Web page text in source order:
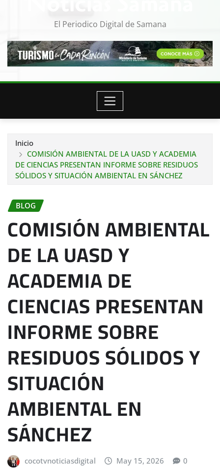
El Periodico Digital de Samana
Inicio
COMISIÓN AMBIENTAL DE LA UASD Y ACADEMIA
DE CIENCIAS PRESENTAN INFORME SOBRE RESIDUOS
SÓLIDOS Y SITUACIÓN AMBIENTAL EN SÁNCHEZ
BLOG
COMISIÓN AMBIENTAL
DE LA UASD Y
ACADEMIA DE
CIENCIAS PRESENTAN
INFORME SOBRE
RESIDUOS SÓLIDOS Y
SITUACIÓN
AMBIENTAL EN
SÁNCHEZ
cocotvnoticiasdigital May 15, 2026 0